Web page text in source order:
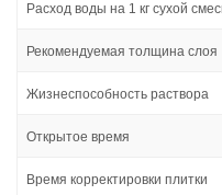
Расход воды на 1 кг сухой
Рекомендуемая толщина слоя
Жизнеспособность раствора
Открытое время
Время корректировки плитки